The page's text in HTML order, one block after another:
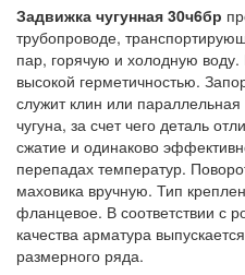
Задвижка чугунная 30ч6бр
трубопроводе,
пар, горячую и холодную
высокой герметичностью.
служит клин или
чугуна, за счет чего деталь
сжатие и одинаково
перепадах температур.
маховика вручную. Тип
фланцевое. В соответствии с
качества арматура
размерного ряда.